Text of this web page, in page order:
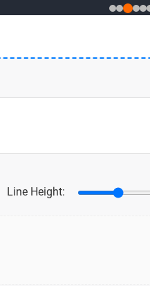
Line Height: